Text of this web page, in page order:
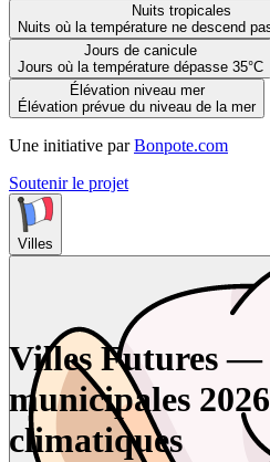
Nuits tropicales
Nuits où la température ne descend
Jours de canicule
Jours où la température dépasse 35°C
Élévation niveau mer
Élévation prévue du niveau de la mer
Une initiative par Bonpote.com
Soutenir le projet
Villes
Villes Futures —
municipales
climatiques